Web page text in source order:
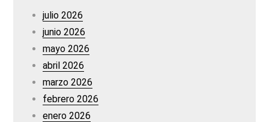
julio 2026
junio 2026
mayo 2026
abril 2026
marzo 2026
febrero 2026
enero 2026